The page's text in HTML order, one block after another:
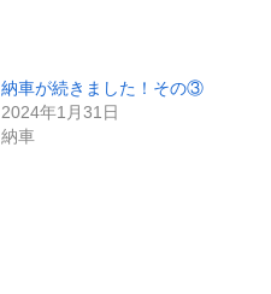
納車が続きました！その③
2024年1月31日
納車